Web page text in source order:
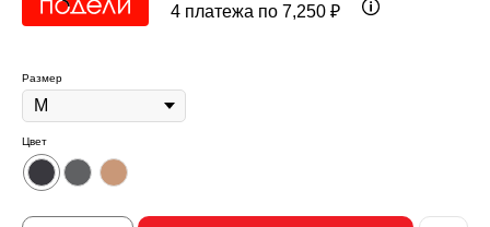
4 платежа по 7,250 ₽
Размер
Цвет